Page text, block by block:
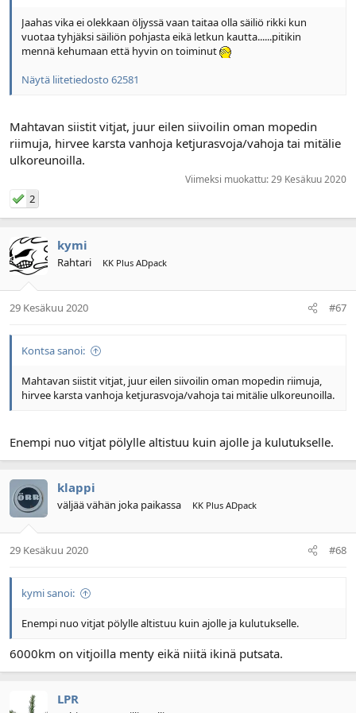
Jaahas vika ei olekkaan öljyssä vaan taitaa olla säiliö rikki kun
vuotaa tyhjäksi säiliön pohjasta eikä letkun kautta......pitikin
mennä kehumaan että hyvin on toiminut
Näytä liitetiedosto 62581
Mahtavan siistit vitjat, juur eilen siivoilin oman mopedin
riimuja, hirvee karsta vanhoja ketjurasvoja/vahoja tai mitälie
ulkoreunoilla.
Viimeksi muokattu:29 Kesäkuu 2020
2
kymi
Rahtari KK Plus ADpack
29 Kesäkuu 2020 #67
Kontsa sanoi:
Mahtavan siistit vitjat, juur eilen siivoilin oman mopedin riimuja,
hirvee karsta vanhoja ketjurasvoja/vahoja tai mitälie ulkoreunoilla.
Enempi nuo vitjat pölylle altistuu kuin ajolle ja kulutukselle.
klappi
väljää vähän joka paikassa KK Plus ADpack
29 Kesäkuu 2020 #68
kymi sanoi:
Enempi nuo vitjat pölylle altistuu kuin ajolle ja kulutukselle.
6000km on vitjoilla menty eikä niitä ikinä putsata.
LPR